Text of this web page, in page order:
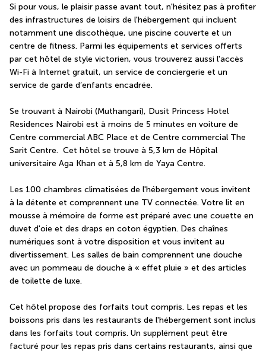
Si pour vous, le plaisir passe avant tout, n'hésitez pas à profiter
des infrastructures de loisirs de l'hébergement qui incluent
notamment une discothèque, une piscine couverte et un
centre de fitness. Parmi les équipements et services offerts
par cet hôtel de style victorien, vous trouverez aussi l'accès
Wi-Fi à Internet gratuit, un service de conciergerie et un
service de garde d’enfants encadrée.
Se trouvant à Nairobi (Muthangari), Dusit Princess Hotel
Residences Nairobi est à moins de 5 minutes en voiture de
Centre commercial ABC Place et de Centre commercial The
Sarit Centre.  Cet hôtel se trouve à 5,3 km de Hôpital
universitaire Aga Khan et à 5,8 km de Yaya Centre.
Les 100 chambres climatisées de l'hébergement vous invitent
à la détente et comprennent une TV connectée. Votre lit en
mousse à mémoire de forme est préparé avec une couette en
duvet d'oie et des draps en coton égyptien. Des chaînes
numériques sont à votre disposition et vous invitent au
divertissement. Les salles de bain comprennent une douche
avec un pommeau de douche à « effet pluie » et des articles
de toilette de luxe.
Cet hôtel propose des forfaits tout compris. Les repas et les
boissons pris dans les restaurants de l'hébergement sont inclus
dans les forfaits tout compris. Un supplément peut être
facturé pour les repas pris dans certains restaurants, ainsi que